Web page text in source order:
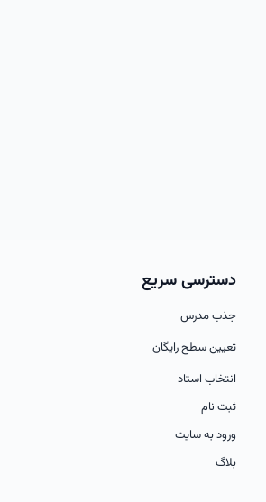
دسترسی سریع
جذب مدرس
تعیین سطح رایگان
انتخاب استاد
ثبت نام
ورود به سایت
بلاگ